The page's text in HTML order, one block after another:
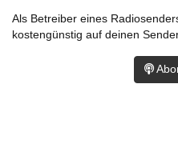
Als Betreiber eines
kostengünstig auf deinen